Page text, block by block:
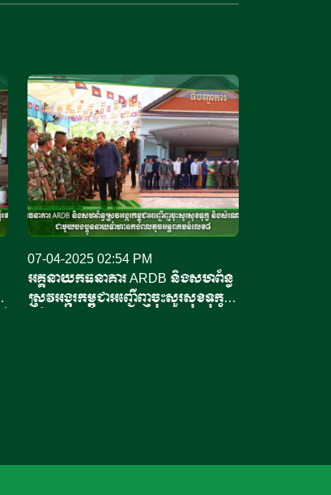
07-04-2025 02:54 PM
អគ្គនាយកធនាគារ ARDB និងសហព័ន្ធ
ស្រូវអង្ករកម្ពុជាអញ្ជើញចុះសួរសុខទុក្ខ